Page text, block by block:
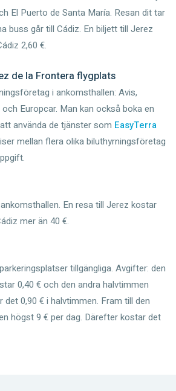
El Puerto de Santa María. Resan dit tar
buss går till Cádiz. En biljett till Jerez
2,60 €.
de la Frontera flygplats
i ankomsthallen: Avis,
Europcar. Man kan också boka en
använda de tjänster som EasyTerra
mellan flera olika biluthyrningsföretag
En resa till Jerez kostar
mer än 40 €.
tillgängliga. Avgifter: den
0,40 € och den andra halvtimmen
det 0,90 € i halvtimmen. Fram till den
högst 9 € per dag. Därefter kostar det